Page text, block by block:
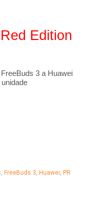
Edition
3 a Huawei
, FreeBuds 3, Huawei, PR